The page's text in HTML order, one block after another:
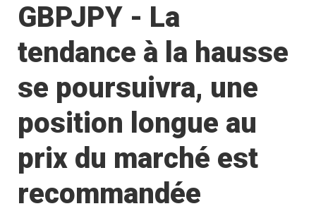
GBPJPY - La
tendance à la hausse
se poursuivra, une
position longue au
prix du marché est
recommandée